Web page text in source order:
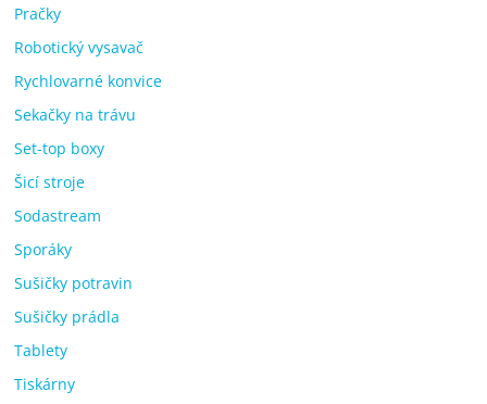
Pračky
Robotický vysavač
Rychlovarné konvice
Sekačky na trávu
Set-top boxy
Šicí stroje
Sodastream
Sporáky
Sušičky potravin
Sušičky prádla
Tablety
Tiskárny